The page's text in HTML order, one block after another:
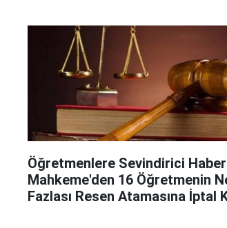
Öğretmenlere Sevindirici
Mahkeme'den 16 Öğretmenin
Fazlası Resen Atamasına İptal